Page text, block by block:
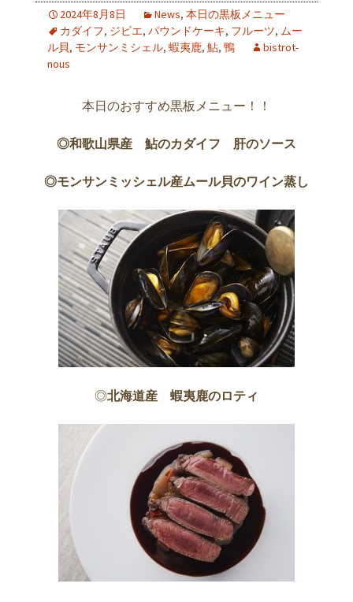
2024年8月8日 News, 本日の黒板メニュー
カダイフ, ジビエ, パウンドケーキ, フルーツ, ムー
ル貝, モンサンミシェル, 蝦夷鹿, 鮎, 鴨
bistrot-
nous
本日のおすすめ黒板メニュー！！
◎和歌山県産 鮎のカダイフ 肝のソース
◎モンサンミッシェル産ムール貝のワイン蒸し
◎北海道産 蝦夷鹿のロティ